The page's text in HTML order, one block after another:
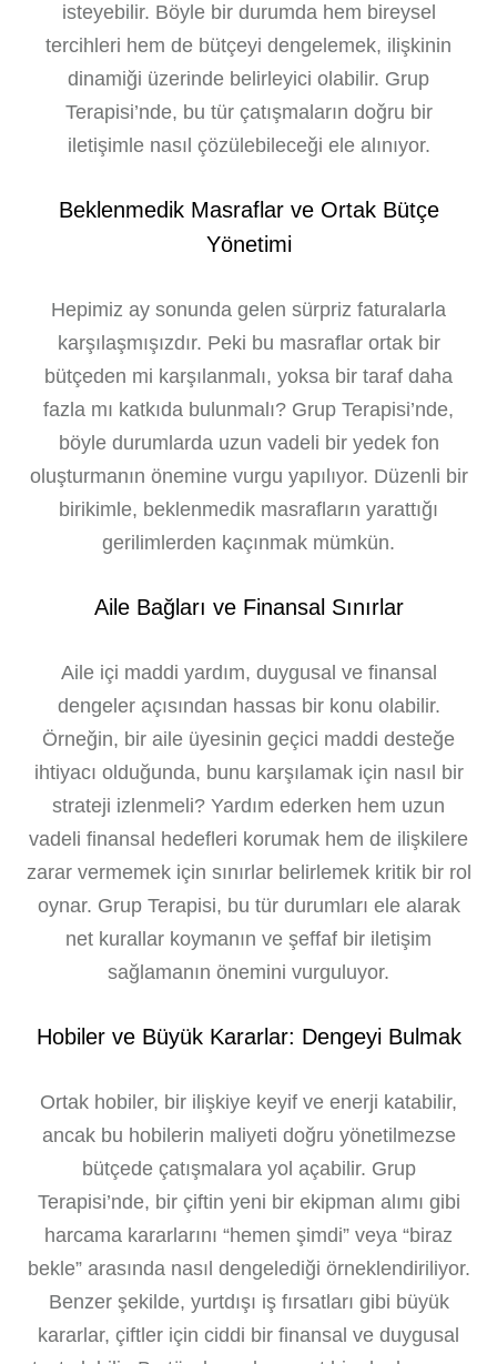
isteyebilir. Böyle bir durumda hem bireysel
tercihleri hem de bütçeyi dengelemek, ilişkinin
dinamiği üzerinde belirleyici olabilir. Grup
Terapisi’nde, bu tür çatışmaların doğru bir
iletişimle nasıl çözülebileceği ele alınıyor.
Beklenmedik Masraflar ve Ortak Bütçe
Yönetimi
Hepimiz ay sonunda gelen sürpriz faturalarla
karşılaşmışızdır. Peki bu masraflar ortak bir
bütçeden mi karşılanmalı, yoksa bir taraf daha
fazla mı katkıda bulunmalı? Grup Terapisi’nde,
böyle durumlarda uzun vadeli bir yedek fon
oluşturmanın önemine vurgu yapılıyor. Düzenli bir
birikimle, beklenmedik masrafların yarattığı
gerilimlerden kaçınmak mümkün.
Aile Bağları ve Finansal Sınırlar
Aile içi maddi yardım, duygusal ve finansal
dengeler açısından hassas bir konu olabilir.
Örneğin, bir aile üyesinin geçici maddi desteğe
ihtiyacı olduğunda, bunu karşılamak için nasıl bir
strateji izlenmeli? Yardım ederken hem uzun
vadeli finansal hedefleri korumak hem de ilişkilere
zarar vermemek için sınırlar belirlemek kritik bir rol
oynar. Grup Terapisi, bu tür durumları ele alarak
net kurallar koymanın ve şeffaf bir iletişim
sağlamanın önemini vurguluyor.
Hobiler ve Büyük Kararlar: Dengeyi Bulmak
Ortak hobiler, bir ilişkiye keyif ve enerji katabilir,
ancak bu hobilerin maliyeti doğru yönetilmezse
bütçede çatışmalara yol açabilir. Grup
Terapisi’nde, bir çiftin yeni bir ekipman alımı gibi
harcama kararlarını “hemen şimdi” veya “biraz
bekle” arasında nasıl dengelediği örneklendiriliyor.
Benzer şekilde, yurtdışı iş fırsatları gibi büyük
kararlar, çiftler için ciddi bir finansal ve duygusal